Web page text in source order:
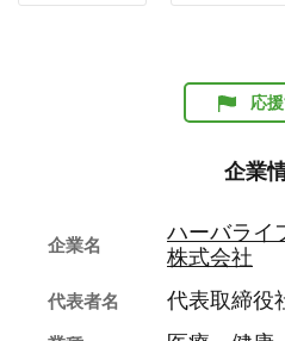
応
企業
企業名
ハーバライ
株式会社
代表者名 代表取締